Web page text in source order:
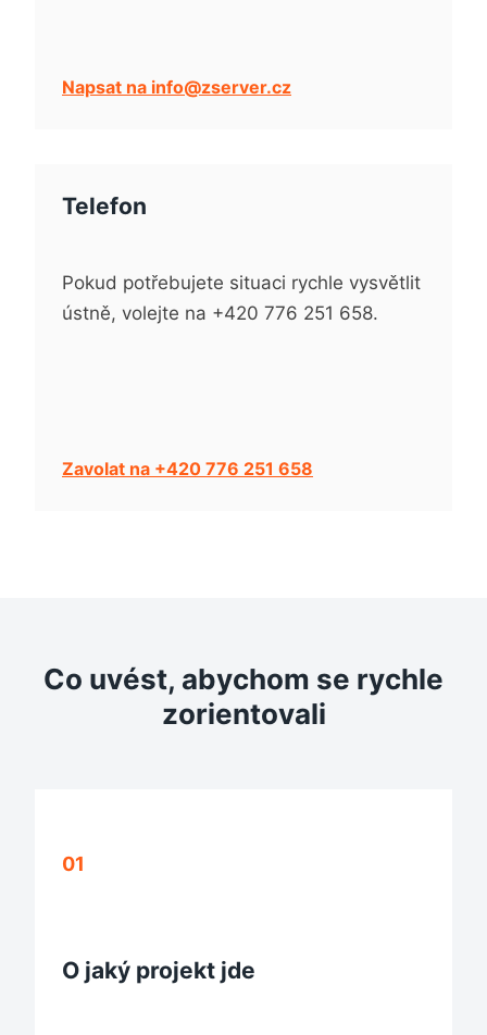
Napsat na info@zserver.cz
Telefon
Pokud potřebujete situaci rychle vysvětlit
ústně, volejte na +420 776 251 658.
Zavolat na +420 776 251 658
Co uvést, abychom se rychle
zorientovali
01
O jaký projekt jde